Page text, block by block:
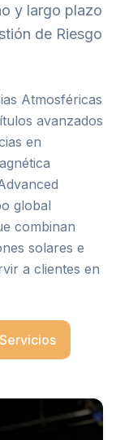
y largo plazo
de Riesgo
Atmosféricas
avanzados
en
global
combinan
solares e
a clientes en